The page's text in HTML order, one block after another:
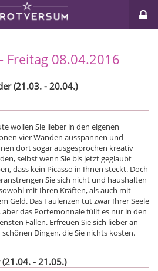
Freitag 08.04.2016
(21.03. - 20.04.)
wollen Sie lieber in den eigenen
vier Wänden ausspannen und
dort sogar ausgesprochen kreativ
selbst wenn Sie bis jetzt geglaubt
dass kein Picasso in Ihnen steckt. Doch
Sie sich nicht und haushalten
mit Ihren Kräften, als auch mit
Geld. Das Faulenzen tut zwar Ihrer Seele
aber das Portemonnaie füllt es nur in den
Fällen. Erfreuen Sie sich lieber an
schönen Dingen, die Sie nichts kosten.
- 21.05.)